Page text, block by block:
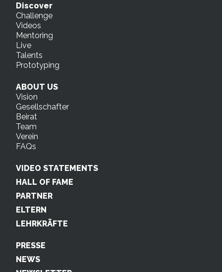
Discover
Challenge
Videos
Mentoring
Live
Talents
Prototyping
ABOUT US
Vision
Gesellschafter
Beirat
Team
Verein
FAQs
VIDEO STATEMENTS
HALL OF FAME
PARTNER
ELTERN
LEHRKRÄFTE
PRESSE
NEWS